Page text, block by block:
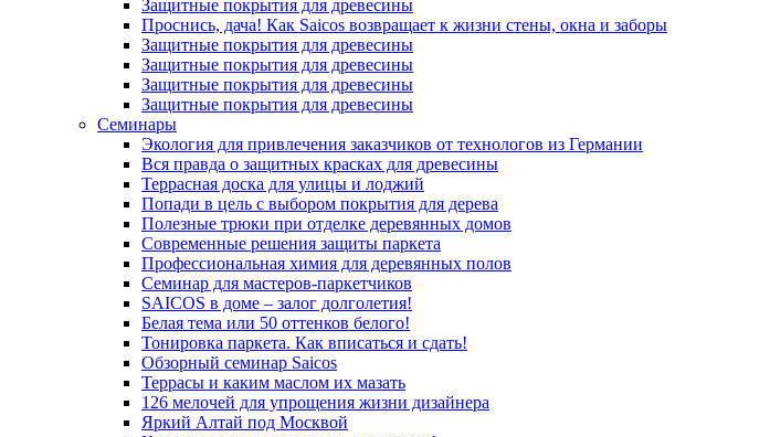
Защитные покрытия для древесины
Проснись, дача! Как Saicos возвращает к жизни стены, окна и заборы
Защитные покрытия для древесины
Защитные покрытия для древесины
Защитные покрытия для древесины
Защитные покрытия для древесины
Семинары
Экология для привлечения заказчиков от технологов из Германии
Вся правда о защитных красках для древесины
Террасная доска для улицы и лоджий
Попади в цель с выбором покрытия для дерева
Полезные трюки при отделке деревянных домов
Современные решения защиты паркета
Профессиональная химия для деревянных полов
Семинар для мастеров-паркетчиков
SAICOS в доме – залог долголетия!
Белая тема или 50 оттенков белого!
Тонировка паркета. Как вписаться и сдать!
Обзорный семинар Saicos
Террасы и каким маслом их мазать
126 мелочей для упрощения жизни дизайнера
Яркий Алтай под Москвой